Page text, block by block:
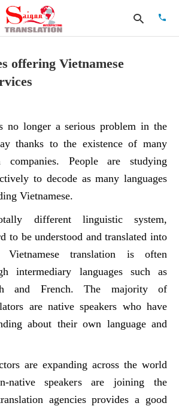
query
and
hit
enter:
offering Vietnamese
no longer a serious problem in the
thanks to the existence of many
companies. People are studying
to decode as many languages
Vietnamese.
different linguistic system,
to be understood and translated into
Vietnamese translation is often
intermediary languages such as
and French. The majority of
are native speakers who have
about their own language and
are expanding across the world
native speakers are joining the
agencies provides a good